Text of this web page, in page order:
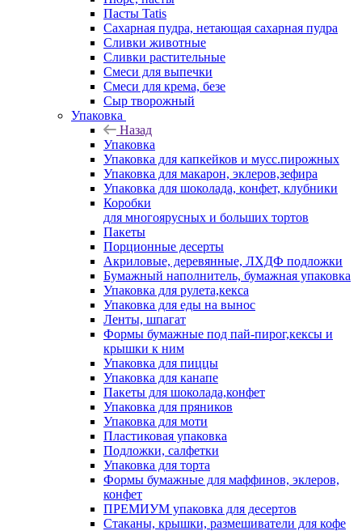
Пасты Tatis
Сахарная пудра, нетающая сахарная пудра
Сливки животные
Сливки растительные
Смеси для выпечки
Смеси для крема, безе
Сыр творожный
Упаковка
Назад
Упаковка
Упаковка для капкейков и мусс.пирожных
Упаковка для макарон, эклеров,зефира
Упаковка для шоколада, конфет, клубники
Коробки
для многоярусных и больших тортов
Пакеты
Порционные десерты
Акриловые, деревянные, ЛХДФ подложки
Бумажный наполнитель, бумажная упаковка
Упаковка для рулета,кекса
Упаковка для еды на вынос
Ленты, шпагат
Формы бумажные под пай-пирог,кексы и
крышки к ним
Упаковка для пиццы
Упаковка для канапе
Пакеты для шоколада,конфет
Упаковка для пряников
Упаковка для моти
Пластиковая упаковка
Подложки, салфетки
Упаковка для торта
Формы бумажные для маффинов, эклеров,
конфет
ПРЕМИУМ упаковка для десертов
Стаканы, крышки, размешиватели для кофе